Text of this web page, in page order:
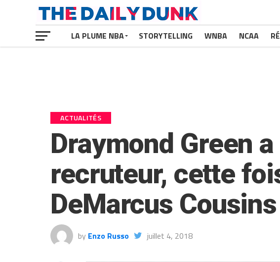
LA PLUME NBA STORYTELLING WNBA NCAA
ACTUALITÉS
Draymond Green
recruteur, cette
DeMarcus Cousins
by Enzo Russo juillet 4, 2018